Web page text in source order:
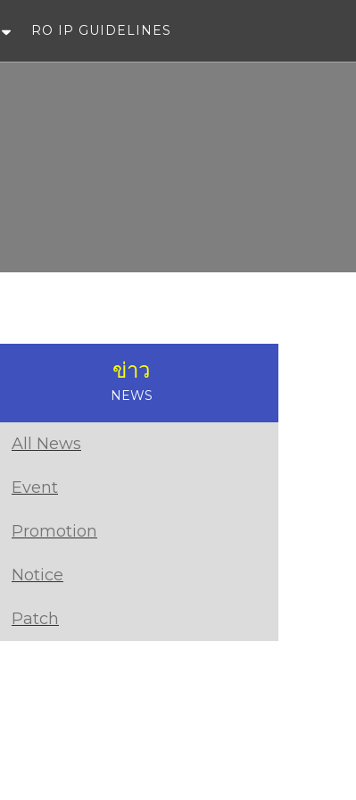
RO IP GUIDELINES
ข่าว
NEWS
All News
Event
Promotion
Notice
Patch